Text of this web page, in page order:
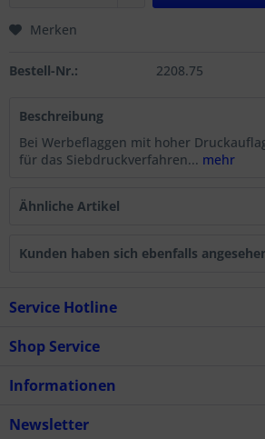
Merken
Bestell-Nr.: 2208.75
Beschreibung
Bei Werbeflaggen mit hoher
für das Siebdruckverfahren... mehr
Ähnliche Artikel
Kunden haben sich ebenfalls
Service Hotline
Shop Service
Informationen
Newsletter